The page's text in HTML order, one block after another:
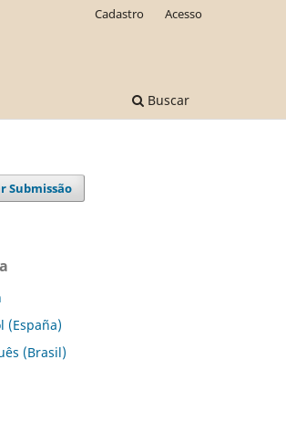
Buscar
Cadastro Acesso
Submissão
(España)
(Brasil)